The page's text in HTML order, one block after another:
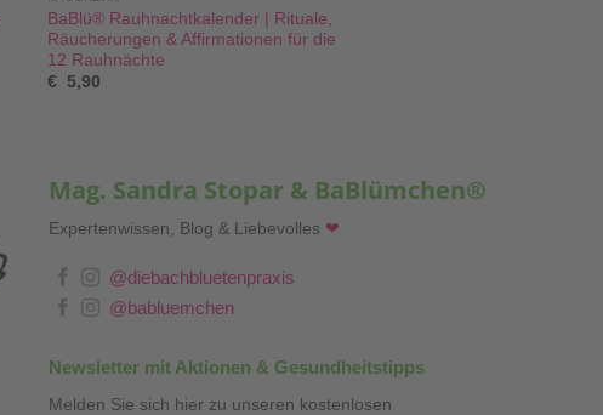
BaBlü® Rauhnachtkalender | Rituale,
Räucherungen & Affirmationen für die
12 Rauhnächte
€
5,90
Mag. Sandra Stopar & BaBlümchen®
Expertenwissen, Blog & Liebevolles ❤
@diebachbluetenpraxis
@babluemchen
Newsletter mit Aktionen & Gesundheitstipps
Melden Sie sich hier zu unseren kostenlosen